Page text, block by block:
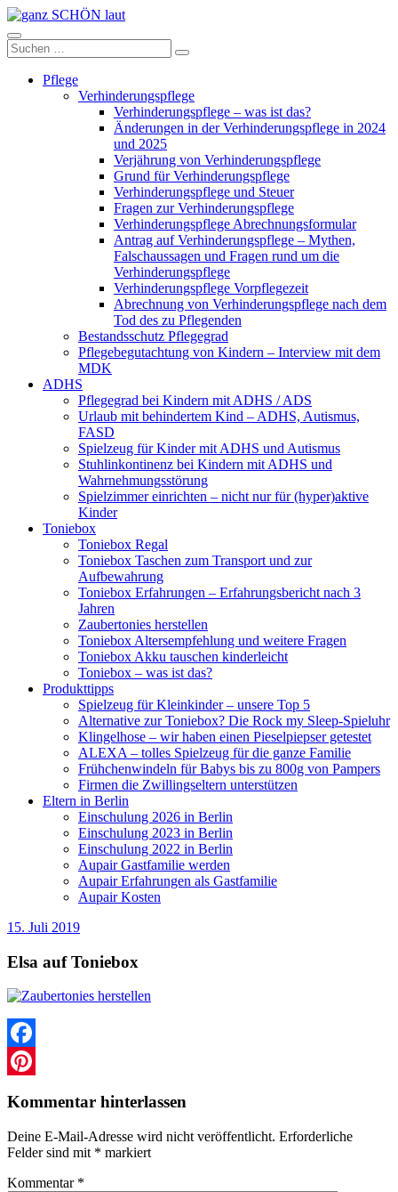
Zum
Inhalt
springen
ganz
SCHÖN
Suchen
nach:
Suchen
Pflege
Verhinderungspflege
Verhinderungspflege – was ist das?
Änderungen in der Verhinderungspflege in 2024
und 2025
Verjährung von Verhinderungspflege
Grund für Verhinderungspflege
Verhinderungspflege und Steuer
Fragen zur Verhinderungspflege
Verhinderungspflege Abrechnungsformular
Antrag auf Verhinderungspflege – Mythen,
Falschaussagen und Fragen rund um die
Verhinderungspflege
Verhinderungspflege Vorpflegezeit
Abrechnung von Verhinderungspflege nach dem
Tod des zu Pflegenden
Bestandsschutz Pflegegrad
Pflegebegutachtung von Kindern – Interview mit dem
MDK
ADHS
Pflegegrad bei Kindern mit ADHS / ADS
Urlaub mit behindertem Kind – ADHS, Autismus,
FASD
Spielzeug für Kinder mit ADHS und Autismus
Stuhlinkontinenz bei Kindern mit ADHS und
Wahrnehmungsstörung
Spielzimmer einrichten – nicht nur für (hyper)aktive
Kinder
Toniebox
Toniebox Regal
Toniebox Taschen zum Transport und zur
Aufbewahrung
Toniebox Erfahrungen – Erfahrungsbericht nach 3
Jahren
Zaubertonies herstellen
Toniebox Altersempfehlung und weitere Fragen
Toniebox Akku tauschen kinderleicht
Toniebox – was ist das?
Produkttipps
Spielzeug für Kleinkinder – unsere Top 5
Alternative zur Toniebox? Die Rock my Sleep-Spieluhr
Klingelhose – wir haben einen Pieselpiepser getestet
ALEXA – tolles Spielzeug für die ganze Familie
Frühchenwindeln für Babys bis zu 800g von Pampers
Firmen die Zwillingseltern unterstützen
Eltern in Berlin
Einschulung 2026 in Berlin
Einschulung 2023 in Berlin
Einschulung 2022 in Berlin
Aupair Gastfamilie werden
Aupair Erfahrungen als Gastfamilie
Aupair Kosten
15. Juli 2019
Elsa auf Toniebox
Facebook
Kommentar hinterlassen
Deine E-Mail-Adresse wird nicht veröffentlicht. Erforderliche
Felder sind mit * markiert
Kommentar *